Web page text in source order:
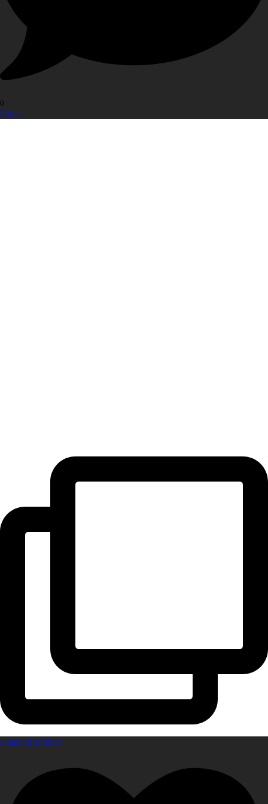
0
Open
amanahfurniture